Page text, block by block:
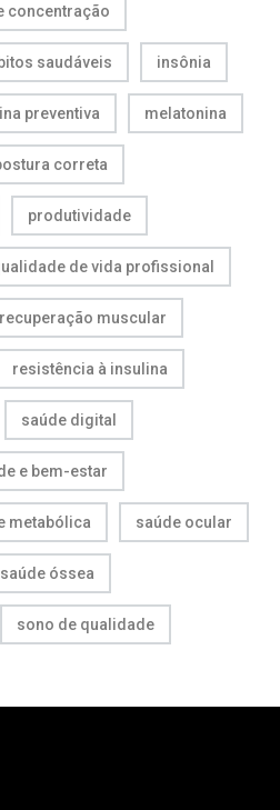
concentração
saudáveis insônia
preventiva melatonina
correta
produtividade
de vida profissional
recuperação muscular
resistência à insulina
saúde digital
e bem-estar
metabólica saúde ocular
saúde óssea
sono de qualidade